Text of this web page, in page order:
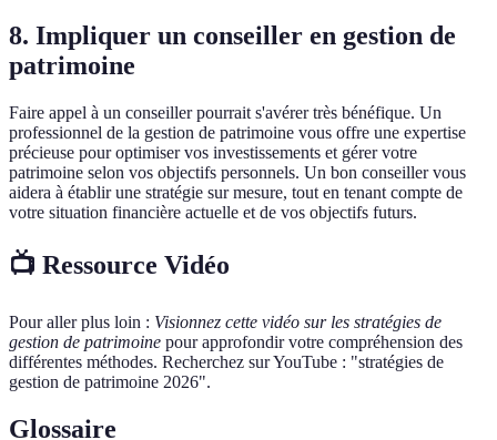
8. Impliquer un conseiller en gestion de
patrimoine
Faire appel à un conseiller pourrait s'avérer très bénéfique. Un
professionnel de la gestion de patrimoine vous offre une expertise
précieuse pour optimiser vos investissements et gérer votre
patrimoine selon vos objectifs personnels. Un bon conseiller vous
aidera à établir une stratégie sur mesure, tout en tenant compte de
votre situation financière actuelle et de vos objectifs futurs.
📺 Ressource Vidéo
Pour aller plus loin : Visionnez cette vidéo sur les stratégies de
gestion de patrimoine pour approfondir votre compréhension des
différentes méthodes. Recherchez sur YouTube : "stratégies de
gestion de patrimoine 2026".
Glossaire